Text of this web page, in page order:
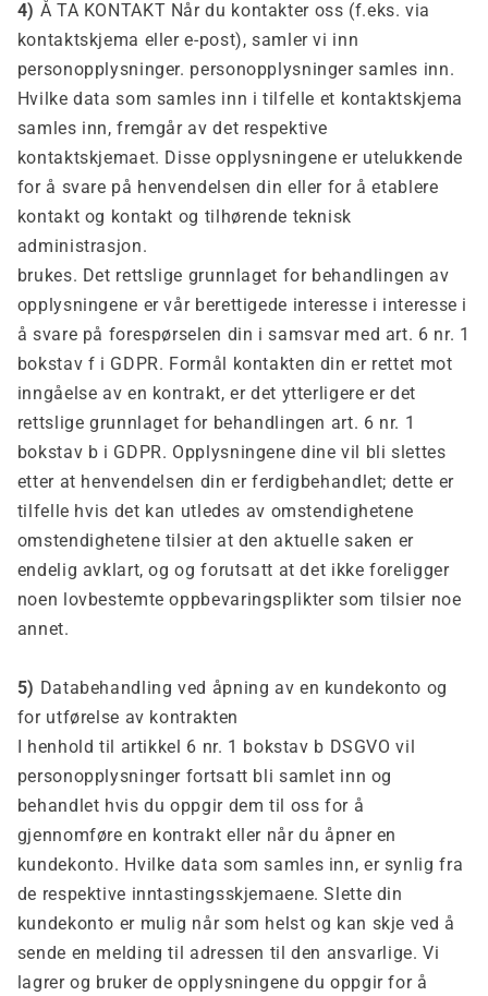
4) Å TA KONTAKT Når du kontakter oss (f.eks. via
kontaktskjema eller e-post), samler vi inn
personopplysninger. personopplysninger samles inn.
Hvilke data som samles inn i tilfelle et kontaktskjema
samles inn, fremgår av det respektive
kontaktskjemaet. Disse opplysningene er utelukkende
for å svare på henvendelsen din eller for å etablere
kontakt og kontakt og tilhørende teknisk
administrasjon.
brukes. Det rettslige grunnlaget for behandlingen av
opplysningene er vår berettigede interesse i interesse i
å svare på forespørselen din i samsvar med art. 6 nr. 1
bokstav f i GDPR. Formål kontakten din er rettet mot
inngåelse av en kontrakt, er det ytterligere er det
rettslige grunnlaget for behandlingen art. 6 nr. 1
bokstav b i GDPR. Opplysningene dine vil bli slettes
etter at henvendelsen din er ferdigbehandlet; dette er
tilfelle hvis det kan utledes av omstendighetene
omstendighetene tilsier at den aktuelle saken er
endelig avklart, og og forutsatt at det ikke foreligger
noen lovbestemte oppbevaringsplikter som tilsier noe
annet.
5) Databehandling ved åpning av en kundekonto og
for utførelse av kontrakten
I henhold til artikkel 6 nr. 1 bokstav b DSGVO vil
personopplysninger fortsatt bli samlet inn og
behandlet hvis du oppgir dem til oss for å
gjennomføre en kontrakt eller når du åpner en
kundekonto. Hvilke data som samles inn, er synlig fra
de respektive inntastingsskjemaene. Slette din
kundekonto er mulig når som helst og kan skje ved å
sende en melding til adressen til den ansvarlige. Vi
lagrer og bruker de opplysningene du oppgir for å